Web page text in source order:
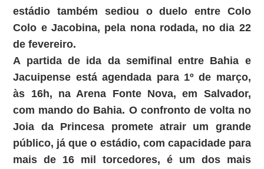
estádio também sediou o duelo entre Colo
Colo e Jacobina, pela nona rodada, no dia 22
de fevereiro.
A partida de ida da semifinal entre Bahia e
Jacuipense está agendada para 1º de março,
às 16h, na Arena Fonte Nova, em Salvador,
com mando do Bahia. O confronto de volta no
Joia da Princesa promete atrair um grande
público, já que o estádio, com capacidade para
mais de 16 mil torcedores, é um dos mais